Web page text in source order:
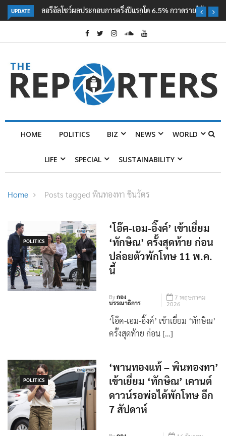
UPDATE
ลอรีอัลโชว์ผลประกอบการครึ่งปีแรกโต 6.5% กวาดรายได้ 2.3 หมื่นล้านยูโร
คว้าไลเซนส์ ‘กุชชี่’ 50 ปี พร้อมส่ง 4 แบรนด์ใหม่บุกตลาดไทย
POLITICS BIZ NEWS WORLD
POLITICS
‘โอ๊ค-เอม-อิ๊งค์’ เข้าเยี่ยม
‘ทักษิณ’ ครั้งสุดท้าย ก่อน
ปล่อยตัวพักโทษ 11 พ.ค.
นี้
Byกอง
บรรณาธิการ
7 พฤษภาคม
2026
‘โอ๊ค-เอม-อิ๊งค์’ เข้าเยี่ยม ‘ทักษิณ’
POLITICS
‘พานทองแท้ – พินทองทา’
เข้าเยี่ยม ‘ทักษิณ’ เคานต์
ดาวน์รอพ่อได้พักโทษ อีก
7 สัปดาห์